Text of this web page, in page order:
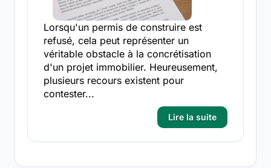
Lorsqu'un permis de construire est
refusé, cela peut représenter un
véritable obstacle à la concrétisation
d'un projet immobilier. Heureusement,
plusieurs recours existent pour
contester...
Lire la suite